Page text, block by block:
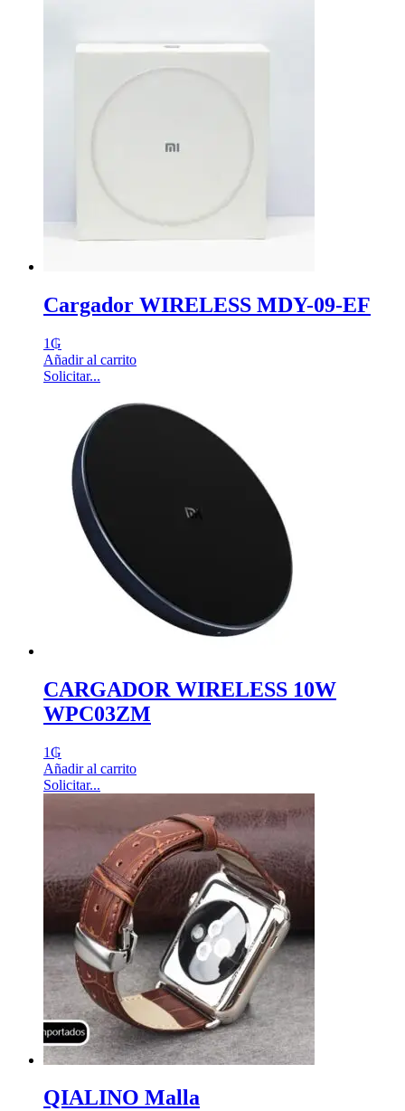
Cargador WIRELESS MDY-09-EF
1₲
Añadir al carrito
Solicitar...
CARGADOR WIRELESS 10W
WPC03ZM
1₲
Añadir al carrito
Solicitar...
QIALINO Malla